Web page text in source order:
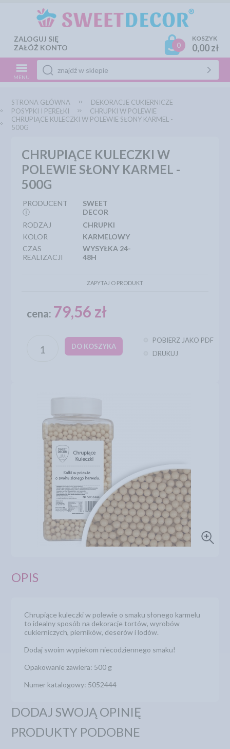
ZALOGUJ SIĘ
ZAŁÓŻ KONTO
0
KOSZYK
0,00 zł
MENU
STRONA GŁÓWNA
DEKORACJE CUKIERNICZE
POSYPKI I PEREŁKI
CHRUPKI W POLEWIE
CHRUPIĄCE KULECZKI W POLEWIE SŁONY KARMEL -
500G
CHRUPIĄCE KULECZKI W
POLEWIE SŁONY KARMEL -
500G
PRODUCENT
ⓘ
SWEET
DECOR
RODZAJ
CHRUPKI
KOLOR
KARMELOWY
CZAS
REALIZACJI
WYSYŁKA 24-
48H
ZAPYTAJ O PRODUKT
cena: 79,56 zł
DO KOSZYKA
POBIERZ JAKO PDF
DRUKUJ
OPIS
Chrupiące kuleczki w polewie o smaku słonego karmelu
to idealny sposób na dekoracje tortów, wyrobów
cukierniczych, pierników, deserów i lodów.
Dodaj swoim wypiekom niecodziennego smaku!
Opakowanie zawiera: 500 g
Numer katalogowy: 5052444
DODAJ SWOJĄ OPINIĘ
PRODUKTY PODOBNE